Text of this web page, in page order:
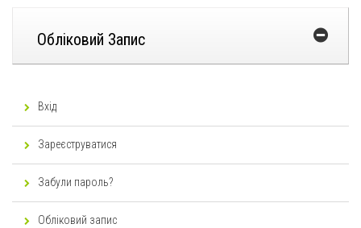
Обліковий Запис
Вхід
Зареєструватися
Забули пароль?
Обліковий запис